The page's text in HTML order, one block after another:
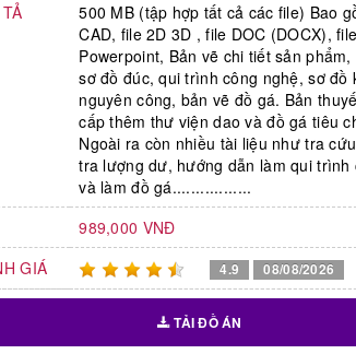
500 MB (tập hợp tất cả các file) Bao
CAD, file 2D 3D , file DOC (DOCX),
Powerpoint, Bản vẽ chi tiết sản phẩm,
sơ đồ đúc, qui trình công nghệ, sơ đồ
nguyên công, bản vẽ đồ gá. Bản
cấp thêm thư viện dao và đồ gá tiêu
Ngoài ra còn nhiều tài liệu như tra
tra lượng dư, hướng dẫn làm qui trình
và làm đồ gá.................
989,000 VNĐ
GIÁ
4.9 08/08/2026
TẢI ĐỒ ÁN